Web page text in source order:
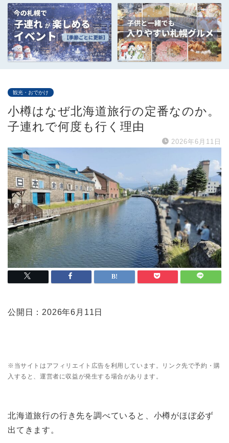
観光・おでかけ
小樽はなぜ北海道旅行の定番なのか。
子連れで何度も行く理由
2026年6月11日
公開日：2026年6月11日
※当サイトはアフィリエイト広告を利用しています。リンク先で予約・購
入すると、運営者に収益が発生する場合があります。
北海道旅行の行き先を調べていると、小樽がほぼ必ず
出てきます。